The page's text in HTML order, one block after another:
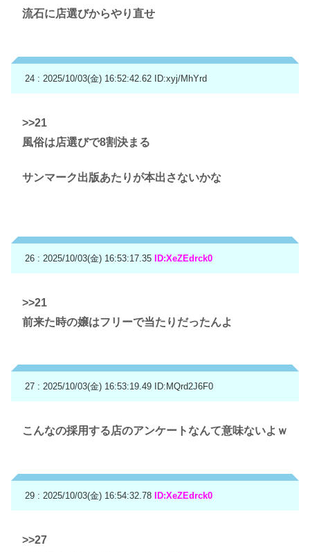
流石に店選びからやり直せ
24 : 2025/10/03(金) 16:52:42.62 ID:xyj/MhYrd
>>21
風俗は店選びで8割決まる
サンマーク出版あたりが本出さないかな
26 : 2025/10/03(金) 16:53:17.35 ID:XeZEdrck0
>>21
前来た時の嬢はフリーで当たりだったんよ
27 : 2025/10/03(金) 16:53:19.49 ID:MQrd2J6F0
こんなの採用する店のアンケートなんて意味ないよｗ
29 : 2025/10/03(金) 16:54:32.78 ID:XeZEdrck0
>>27